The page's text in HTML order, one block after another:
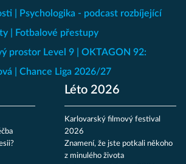
Psychologika - podcast rozbíjející
Fotbalové přestupy
prostor Level 9
OKTAGON 92:
Chance Liga 2026/27
Léto 2026
Karlovarský filmový festival
2026
Znamení, že jste potkali někoho
z minulého života